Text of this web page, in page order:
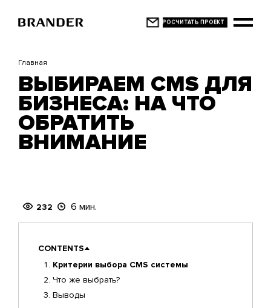
основному
Главная
ВЫБИРАЕМ CMS ДЛЯ
БИЗНЕСА: НА ЧТО
ОБРАТИТЬ
ВНИМАНИЕ
232 6 мин.
CONTENTS
Критерии выбора CMS системы
Что же выбрать?
Выводы